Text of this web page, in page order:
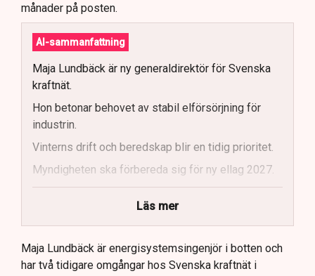
månader på posten.
AI-sammanfattning
Maja Lundbäck är ny generaldirektör för Svenska
kraftnät.
Hon betonar behovet av stabil elförsörjning för
industrin.
Vinterns drift och beredskap blir en tidig prioritet.
Myndigheten ska förbereda sig för ny ellag 2027.
Maja Lundbäck vill se en mer proaktiv
Läs mer
Maja Lundbäck är energisystemsingenjör i botten och
har två tidigare omgångar hos Svenska kraftnät i